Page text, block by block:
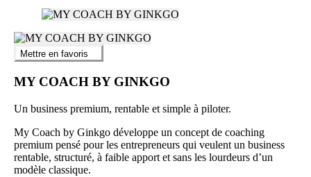
Mettre en favoris
MY COACH BY GINKGO
Un business premium, rentable et simple à piloter.
My Coach by Ginkgo développe un concept de coaching
premium pensé pour les entrepreneurs qui veulent un business
rentable, structuré, à faible apport et sans les lourdeurs d’un
modèle classique.